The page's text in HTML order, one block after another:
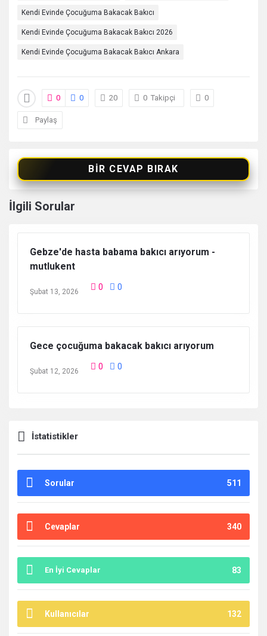
Kendi Evinde Çocuğuma Bakacak Bakıcı
Kendi Evinde Çocuğuma Bakacak Bakıcı 2026
Kendi Evinde Çocuğuma Bakacak Bakıcı Ankara
0 0 20 0 Takipçi 0
Paylaş
BIR CEVAP BIRAK
İlgili Sorular
Gebze'de hasta babama bakıcı arıyorum -
mutlukent
Şubat 13, 2026 0 0
Gece çocuğuma bakacak bakıcı arıyorum
Şubat 12, 2026 0 0
İstatistikler
Sorular 511
Cevaplar 340
En İyi Cevaplar 83
Kullanıcılar 132